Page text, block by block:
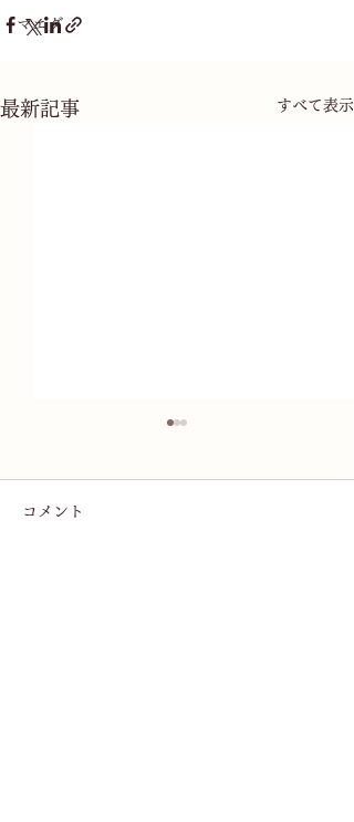
マエダ
最新記事 すべて表示
コメント